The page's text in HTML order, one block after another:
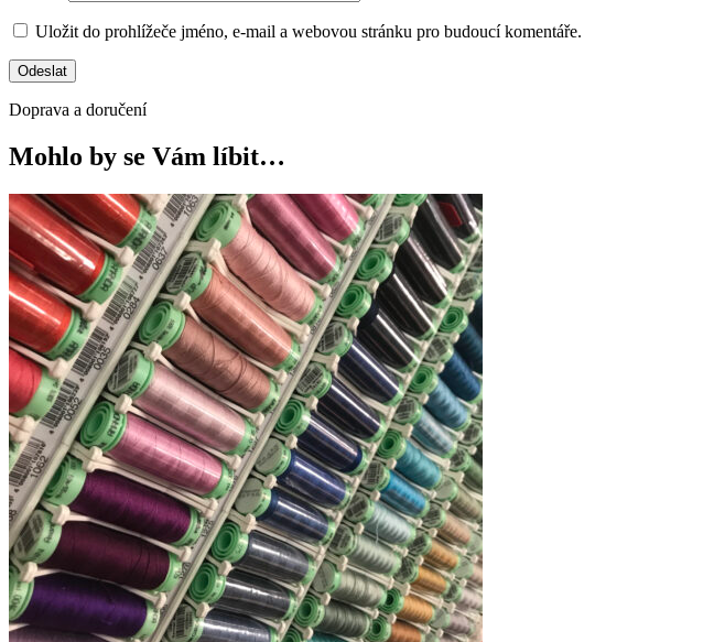
Uložit do prohlížeče jméno, e-mail a webovou stránku pro budoucí komentáře.
Doprava a doručení
Mohlo by se Vám líbit…